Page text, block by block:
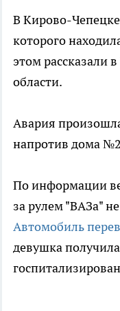
В Кирово-Чепецке
которого
этом рассказали
области.
Авария
напротив дома
По информации
за рулем "ВАЗа"
Автомобиль
девушка